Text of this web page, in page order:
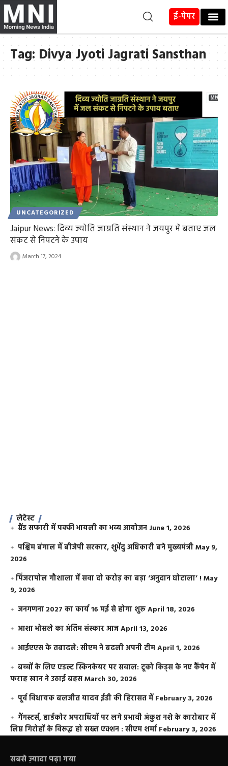
ई-पेपर
Tag: Divya Jyoti Jagrati Sansthan
UNCATEGORIZED
Jaipur News: दिव्य ज्योति जाग्रति संस्थान ने जयपुर में बताए जल
संकट से निपटने के उपाय
March 17, 2024
लेटेस्ट
ग्रैंड सफारी में पक्की भायली का भव्य आयोजन June 1, 2026
पश्चिम बंगाल में बीजेपी सरकार, शुभेंदु अधिकारी बने मुख्यमंत्रीMay 9,
2026
​पिंजरापोल गौशाला में सवा दो करोड़ का बड़ा ‘अनुदान घोटाला’ !May
9, 2026
जनगणना 2027 का कार्य 16 मई से होगा शुरूApril 18, 2026
आशा भोसले का अंतिम संस्कार आजApril 13, 2026
आईएएस के तबादले: सीएम ने बदली अपनी टीमApril 1, 2026
बच्चों के लिए एडल्ट स्किनकेयर पर सवाल: टूको किड्स के नए कैंपेन में
फराह खान ने उठाई बहसMarch 30, 2026
पूर्व विधायक बलजीत यादव ईडी की हिरासत में February 3, 2026
गैंगस्टर्स, हार्डकोर अपराधियों पर लगे प्रभावी अंकुश नशे के कारोबार में
लिप्त गिरोहों के विरूद्ध हो सख्त एक्शन : सीएम शर्मा February 3, 2026
सबसे ज़्यादा पढ़ा गया